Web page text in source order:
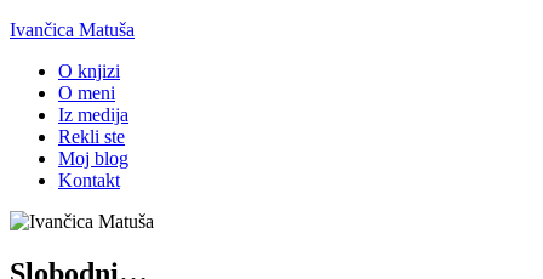
Ivančica Matuša
O knjizi
O meni
Iz medija
Rekli ste
Moj blog
Kontakt